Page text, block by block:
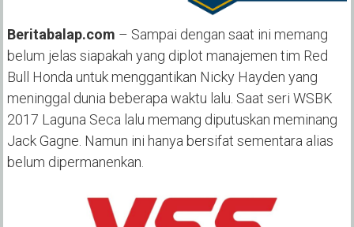
Beritabalap.com – Sampai dengan saat ini memang
belum jelas siapakah yang diplot manajemen tim Red
Bull Honda untuk menggantikan Nicky Hayden yang
meninggal dunia beberapa waktu lalu. Saat seri WSBK
2017 Laguna Seca lalu memang diputuskan meminang
Jack Gagne. Namun ini hanya bersifat sementara alias
belum dipermanenkan.